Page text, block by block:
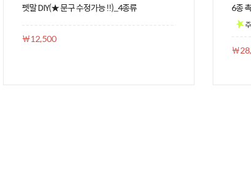
펫말 DIY(★ 문구 수정가능 !!)_4종류
￦12,500
6종
￦